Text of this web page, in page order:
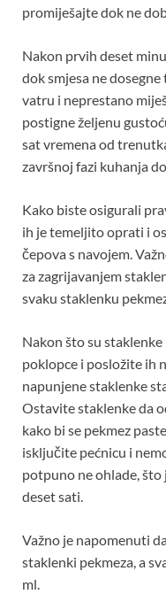
promiješajte dok ne
Nakon prvih deset
dok smjesa ne
vatru i neprestano
postigne željenu
sat vremena od
završnoj fazi kuhanja
Kako biste osigurali
ih je temeljito oprati i
čepova s ​​navojem.
za zagrijavanjem
svaku staklenku
Nakon što su
poklopce i posložite ih
napunjene staklenke
Ostavite staklenke da
kako bi se pekmez
isključite pećnicu i
potpuno ne ohlade,
deset sati.
Važno je napomenuti
staklenki pekmeza, a
ml.